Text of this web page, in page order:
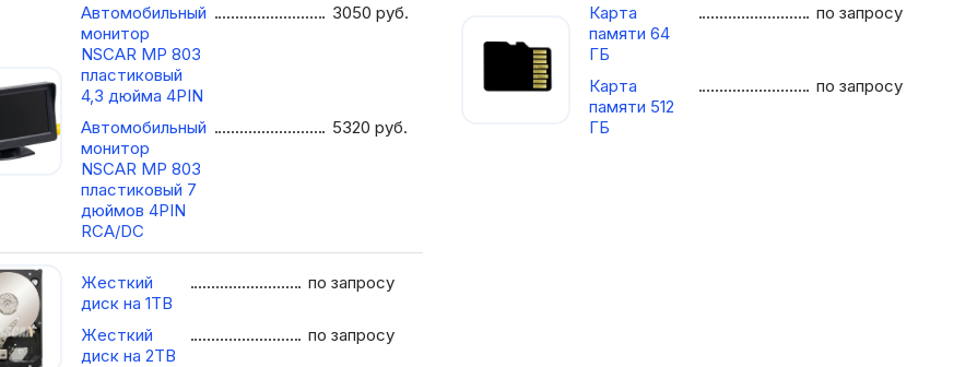
Автомобильный
монитор
NSCAR МР 803
пластиковый
4,3 дюйма 4PIN
3050руб.
Автомобильный
монитор
NSCAR МР 803
пластиковый 7
дюймов 4PIN
RCA/DC
5320руб.
Карта
памяти 64
ГБ
по запросу
Карта
памяти 512
ГБ
по запросу
Жесткий
диск на 1TB
по запросу
Жесткий
диск на 2TB
по запросу